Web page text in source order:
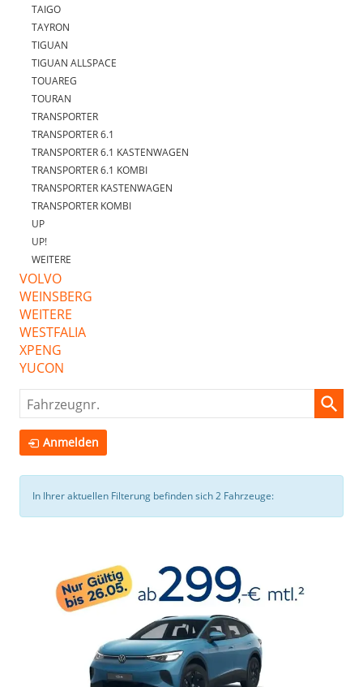
In Ihrer aktuellen Filterung befinden sich2 Fahrzeuge:
TAIGO
TAYRON
TIGUAN
TIGUAN ALLSPACE
TOUAREG
TOURAN
TRANSPORTER
TRANSPORTER 6.1
TRANSPORTER 6.1 KASTENWAGEN
TRANSPORTER 6.1 KOMBI
TRANSPORTER KASTENWAGEN
TRANSPORTER KOMBI
UP
UP!
WEITERE
VOLVO
WEINSBERG
WEITERE
WESTFALIA
XPENG
YUCON
Fahrzeugnr.
Anmelden